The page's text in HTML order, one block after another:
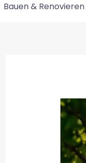
Bauen & Renovieren